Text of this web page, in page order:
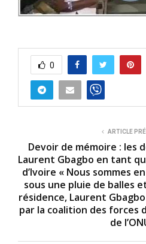
0
ARTICLE
Devoir de mémoire : les
Laurent Gbagbo en tant
d’Ivoire « Nous sommes
sous une pluie de balles
résidence, Laurent
par la coalition des forces
de